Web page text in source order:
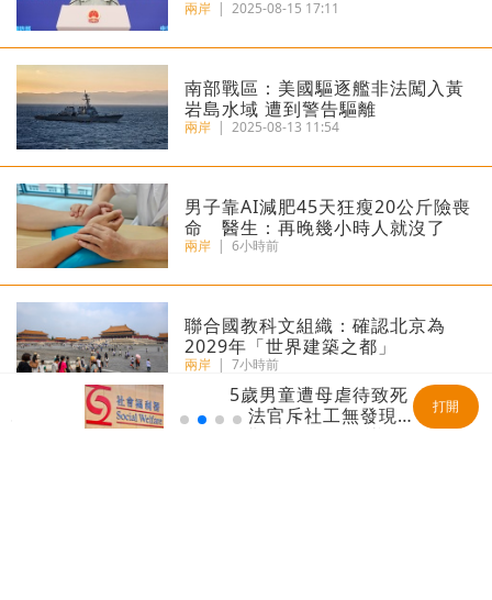
兩岸 | 2025-08-15 17:11
南部戰區：美國驅逐艦非法闖入黃
岩島水域 遭到警告驅離
兩岸 | 2025-08-13 11:54
男子靠AI減肥45天狂瘦20公斤險喪
命 醫生：再晚幾小時人就沒了
兩岸 | 6小時前
聯合國教科文組織：確認北京為
2029年「世界建築之都」
兩岸 | 7小時前
「地鐵吐血女孩」胡心瑤捐99999
5歲男童遭母虐待致死
法官斥社工無發現
「難以置信 」 議
打開